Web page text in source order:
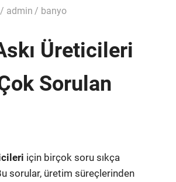
admin banyo
Üreticileri
Sorulan
için birçok soru sıkça
sorular, üretim süreçlerinden